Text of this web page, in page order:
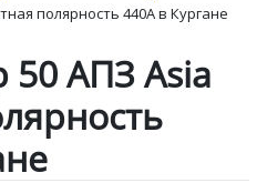
полярность 440А в Кургане
50 АПЗ Asia